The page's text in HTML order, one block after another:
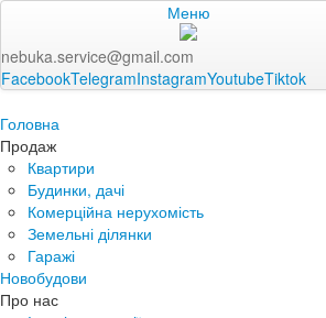
Меню
nebuka.service@gmail.com
FacebookTelegramInstagramYoutubeTiktok
Головна
Продаж
Квартири
Будинки, дачі
Комерційна нерухомість
Земельні ділянки
Гаражі
Новобудови
Про нас